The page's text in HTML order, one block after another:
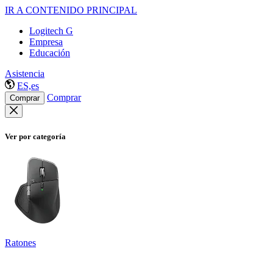
IR A CONTENIDO PRINCIPAL
Logitech G
Empresa
Educación
Asistencia
ES,es
Comprar Comprar
Ver por categoría
Ratones